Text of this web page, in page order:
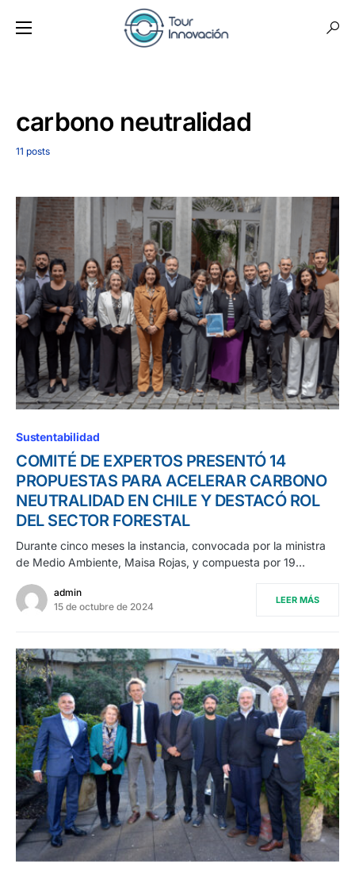
carbono neutralidad
11 posts
Sustentabilidad
COMITÉ DE EXPERTOS PRESENTÓ 14
PROPUESTAS PARA ACELERAR CARBONO
NEUTRALIDAD EN CHILE Y DESTACÓ ROL
DEL SECTOR FORESTAL
Durante cinco meses la instancia, convocada por la ministra
de Medio Ambiente, Maisa Rojas, y compuesta por 19…
admin
15 de octubre de 2024
LEER MÁS